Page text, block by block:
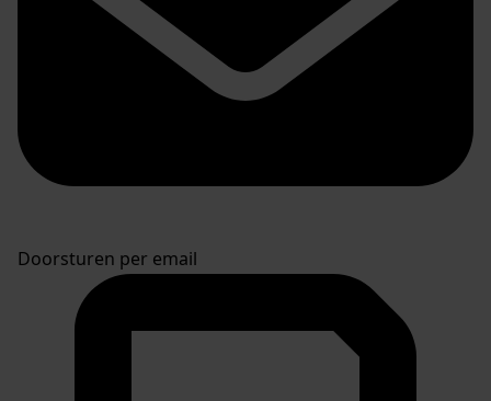
Doorsturen per email